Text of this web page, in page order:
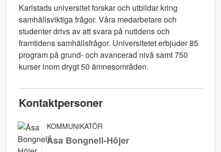
Karlstads universitet forskar och utbildar kring
samhällsviktiga frågor. Våra medarbetare och
studenter drivs av att svara på nutidens och
framtidens samhällsfrågor. Universitetet erbjuder 85
program på grund- och avancerad nivå samt 750
kurser inom drygt 50 ämnesområden.
Kontaktpersoner
KOMMUNIKATÖR
Åsa Bongnell-Höjer